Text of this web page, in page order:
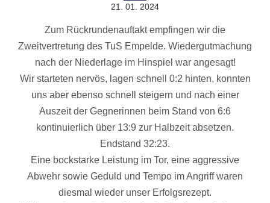
i
21. 01. 2024
Zum Rückrundenauftakt empfingen wir die
Zweitvertretung des TuS Empelde. Wiedergutmachung
nach der Niederlage im Hinspiel war angesagt!
Wir starteten nervös, lagen schnell 0:2 hinten, konnten
uns aber ebenso schnell steigern und nach einer
Auszeit der Gegnerinnen beim Stand von 6:6
kontinuierlich über 13:9 zur Halbzeit absetzen.
Endstand 32:23.
Eine bockstarke Leistung im Tor, eine aggressive
Abwehr sowie Geduld und Tempo im Angriff waren
diesmal wieder unser Erfolgsrezept.